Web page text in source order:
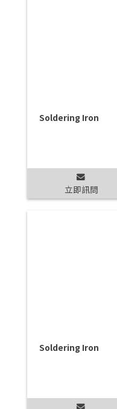
Soldering Iron
立即訊問
Soldering Iron